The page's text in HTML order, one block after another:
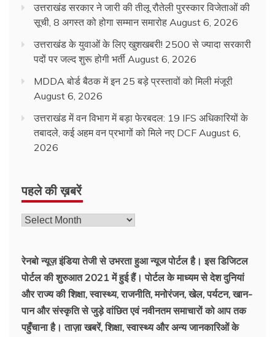
उत्तराखंड सरकार ने जारी की तीलू रौतेली पुरस्कार विजेताओं की
सूची, 8 अगस्त को होगा सम्मान समारोह August 6, 2026
उत्तराखंड के युवाओं के लिए खुशखबरी! 2500 से ज्यादा सरकारी
पदों पर जल्द शुरू होगी भर्ती August 6, 2026
MDDA बोर्ड बैठक में इन 25 बड़े प्रस्तावों को मिली मंजूरी
August 6, 2026
उत्तराखंड में वन विभाग में बड़ा फेरबदल: 19 IFS अधिकारियों के
तबादले, कई अहम वन प्रभागों को मिले नए DCF August 6,
2026
पहले की ख़बरें
रेनबो न्यूज़ इंडिया तेजी से उभरता हुआ न्‍यूज पोर्टल है। इस डिजिटल
पोर्टल की शुरुआत 2021 में हुई हैं। पोर्टल के माध्यम से देश दुनियां
और राज्य की शिक्षा, स्वास्थ्य, राजनीति, मनोरंजन, खेल, पर्यटन, खान-
पान और संस्कृति से जुड़े वांछित एवं नवीनतम समाचारों को आप तक
पहुँचाना है। ताज़ा खबरें, शिक्षा, स्वास्थ्य और अन्य जानकारिओं के